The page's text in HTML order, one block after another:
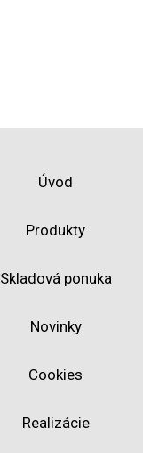
Úvod
Produkty
Skladová ponuka
Novinky
Cookies
Realizácie